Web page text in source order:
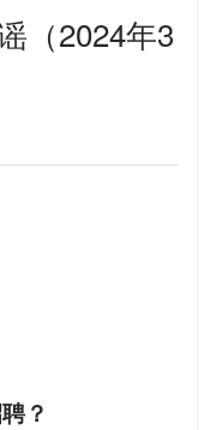
（2024年3
？